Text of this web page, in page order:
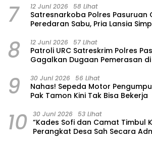
7 12 Juni 2026 58 Lihat
Satresnarkoba Polres Pasuruan
Peredaran Sabu, Pria Lansia
8 12 Juni 2026 57 Lihat
Patroli URC Satreskrim Polres
Gagalkan Dugaan Pemerasan
9 30 Juni 2026 56 Lihat
‎Nahas! Sepeda Motor
Pak Tamon Kini Tak Bisa Bekerja
10 30 Juni 2026 53 Lihat
“Kades Sofi dan Camat Timbul
Perangkat Desa Sah Secara